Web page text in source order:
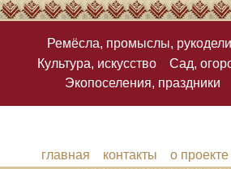
Ремёсла, промыслы,
Культура, искусство
Сад,
Экопоселения, праздники
главная контакты о проекте